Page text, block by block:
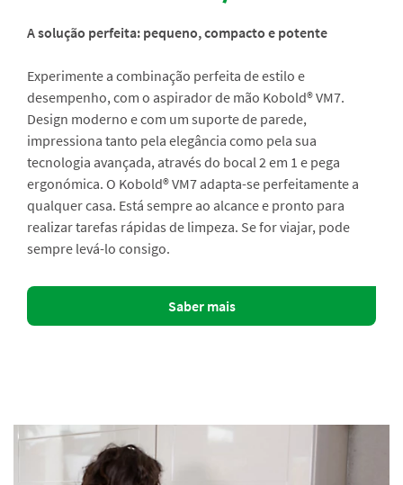
A solução perfeita: pequeno, compacto e potente
Experimente a combinação perfeita de estilo e
desempenho, com o aspirador de mão Kobold® VM7.
Design moderno e com um suporte de parede,
impressiona tanto pela elegância como pela sua
tecnologia avançada, através do bocal 2 em 1 e pega
ergonómica. O Kobold® VM7 adapta-se perfeitamente a
qualquer casa. Está sempre ao alcance e pronto para
realizar tarefas rápidas de limpeza. Se for viajar, pode
sempre levá-lo consigo.
Saber mais